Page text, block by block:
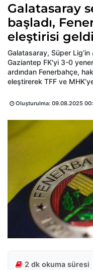
Galatasaray
başladı,
eleştirisi geldi
Galatasaray, Süper Lig’in
Gaziantep FK'yi 3-0
ardından Fenerbahçe,
eleştirerek TFF ve
Oluşturulma: 09.08.2025
2 dk okuma süresi